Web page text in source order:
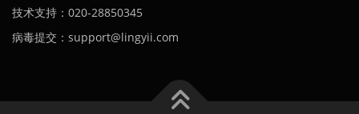
技术支持：020-28850345
病毒提交：support@lingyii.com